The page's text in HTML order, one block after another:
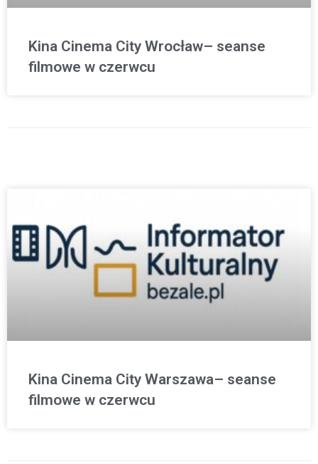
Kina Cinema City Wrocław– seanse
filmowe w czerwcu
Kina Cinema City Warszawa– seanse
filmowe w czerwcu